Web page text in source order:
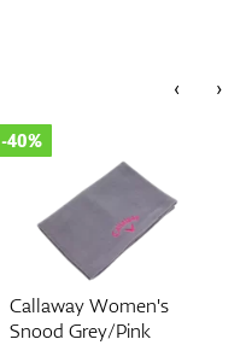
‹ ›
Callaway Women's
Snood Grey/Pink
-40%